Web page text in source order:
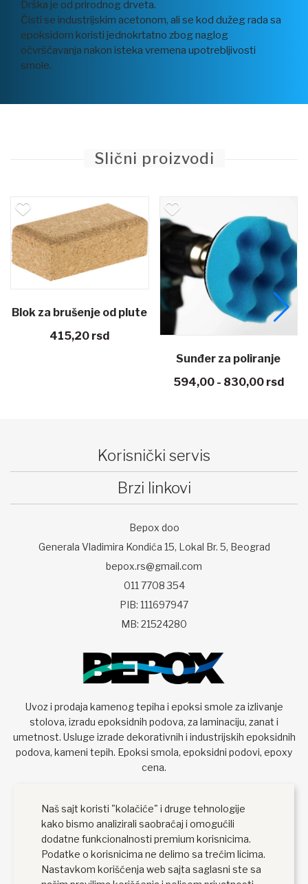
Drška je od prirodnog drveta.
Čisti se industrijskim acetonom, ali se kod dužeg rada sa
epoksidom koristi jednokrtatno zbog naglog
očvršćavanja nakon isteka vremena upotrebljivosti
smole.
Slični proizvodi
za brušenje od plute
120x60x40 mm
415,20rsd
Sunđer za poliranje
594,00 - 830,00rsd
Korisnički servis
Brzi linkovi
Bepox doo
Generala Vladimira Kondića 15, Lokal Br. 5, Beograd
bepox.rs@gmail.com
011 7708 354
PIB: 111697947
MB: 21524280
Uvoz i prodaja kamenog tepiha i epoksi smole za izlivanje
stolova, izradu epoksidnih podova, za laminaciju, zanat i
umetnost. Usluge izrade dekorativnih i industrijskih epoksidnih
podova, kameni tepih. Epoksi smola, epoksidni podovi, epoxy
cena.
Naš sajt koristi "kolačiće" i druge tehnologije
kako bismo analizirali saobraćaj i omogućili
dodatne funkcionalnosti premium korisnicima.
Podatke o korisnicima ne delimo sa trećim licima.
Nastavkom korišćenja web sajta saglasni ste sa